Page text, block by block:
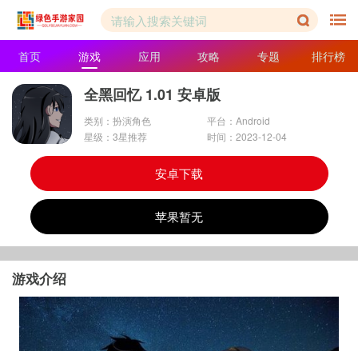
首页 游戏 应用 攻略 专题 排行榜
全黑回忆 1.01 安卓版
类别：扮演角色
平台：Android
星级：3星推荐
时间：2023-12-04
安卓下载
苹果暂无
游戏介绍